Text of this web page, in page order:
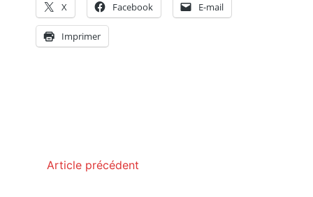
X Facebook E-mail
Imprimer
Article précédent